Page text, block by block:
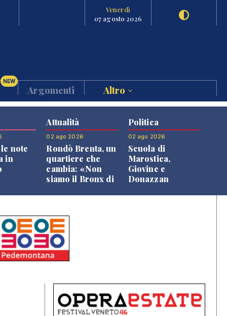
Venerdì
07 agosto 2026
NEW
Argomenti Altro
note
in
Attualità
02 ago 2026
Rondò Brenta, un
quartiere che
cambia: «Non
siamo il Bronx di
Politica
02 ago 2026
Scuola di
Marostica,
Giovine e
Donazzan